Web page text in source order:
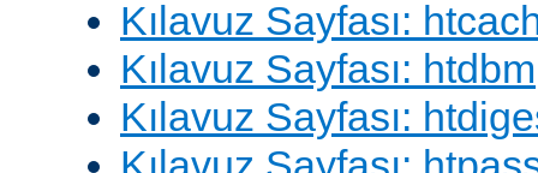
Kılavuz Sayfası:
Kılavuz Sayfası: htdbm
Kılavuz Sayfası: